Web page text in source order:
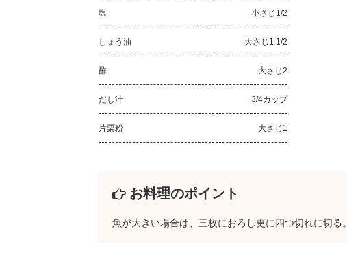
塩 小さじ1/2
しょう油 大さじ1 1/2
酢 大さじ2
だし汁 3/4カップ
片栗粉 大さじ1
お料理のポイント
魚が大きい場合は、三枚におろし更に四つ切れに切る。